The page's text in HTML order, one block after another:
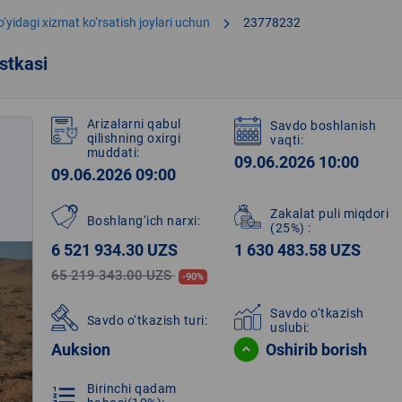
xizmat ko‘rsatish joylari uchun chevron_right 23778232
Arizalarni qabul
qilishning oxirgi
muddati:
09.06.2026 09:00
Savdo boshlanish
vaqti:
09.06.2026 10:00
Boshlang‘ich narxi:
6 521 934.30 UZS
65 219 343.00 UZS -90%
Zakalat puli miqdori
(25%) :
1 630 483.58 UZS
Savdo o‘tkazish turi:
Auksion
Savdo o‘tkazish
uslubi:
Oshirib borish
format_list_numbered
Birinchi qadam